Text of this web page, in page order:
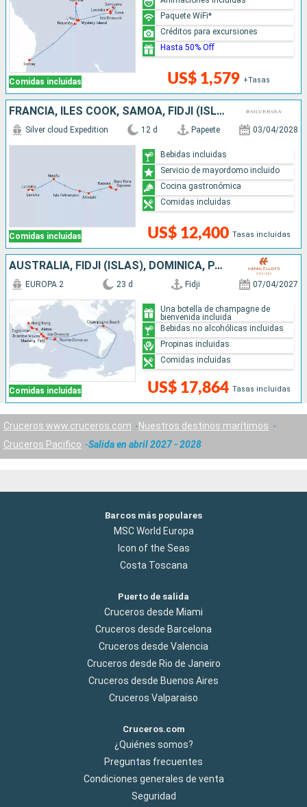
Comidas incluidas US$ 1,579 +Tasas
Paquete WiFi*
Créditos para excursiones
Hasta 50% Off
FRANCIA, ILES COOK, SAMOA, FIDJI (ISLAS)
Comidas incluidas
Silver cloud Expedition 12 d Papeete 03/04/2028
US$ 12,400 Tasas incluidas
Bebidas incluidas
Servicio de mayordomo incluido
Cocina gastronómica
Comidas incluidas
AUSTRALIA, FIDJI (ISLAS), DOMINICA, PAPÚA NUEVA GUINEA, MICRONESIA, FILIPINAS, CHINA
Comidas incluidas
EUROPA 2 23 d Fidji 07/04/2027
US$ 17,864 Tasas incluidas
Una botella de champagne de
bienvenida incluida
Bebidas no alcohólicas incluidas
Propinas incluidas
Comidas incluidas
Cruceros www.cruceros.com
Nuestros destinos marítimos
Cruceros Pacifico
Salida en abril 2027 - 2028
Barcos más populares
MSC World Europa
Icon of the Seas
Costa Toscana
Puerto de salida
Cruceros desde Miami
Cruceros desde Barcelona
Cruceros desde Valencia
Cruceros desde Rio de Janeiro
Cruceros desde Buenos Aires
Cruceros Valparaiso
Cruceros.com
¿Quiénes somos?
Preguntas frecuentes
Condiciones generales de venta
Seguridad